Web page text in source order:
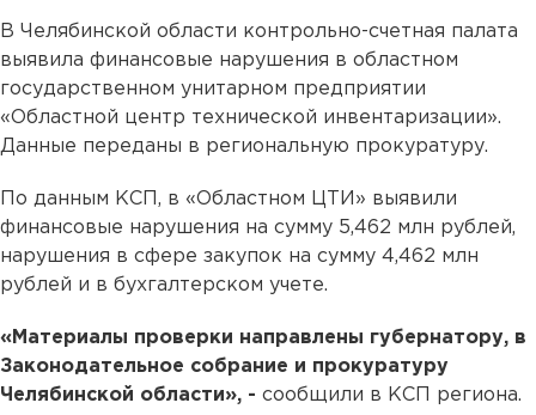
В Челябинской области контрольно-счетная палата
выявила финансовые нарушения в областном
государственном унитарном предприятии
«Областной центр технической инвентаризации».
Данные переданы в региональную прокуратуру.
По данным КСП, в «Областном ЦТИ» выявили
финансовые нарушения на сумму 5,462 млн рублей,
нарушения в сфере закупок на сумму 4,462 млн
рублей и в бухгалтерском учете.
«Материалы проверки направлены губернатору, в
Законодательное собрание и прокуратуру
Челябинской области», - сообщили в КСП региона.